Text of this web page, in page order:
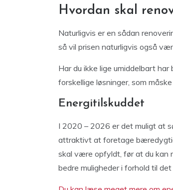
Hvordan skal
Naturligvis er en sådan
så vil prisen naturligvis også
Har du ikke lige umiddelbart
forskellige løsninger, som
Energitilskuddet
I 2020 – 2026 er det muligt at
attraktivt at foretage
skal være opfyldt, før at du kan
bedre muligheder i forhold til